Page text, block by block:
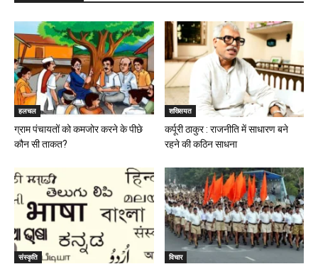
हलचल
ग्राम पंचायतों को कमजोर करने के पीछे
कौन सी ताकत?
शख्सियत
कर्पूरी ठाकुर : राजनीति में साधारण बने
रहने की कठिन साधना
संस्कृति विचार